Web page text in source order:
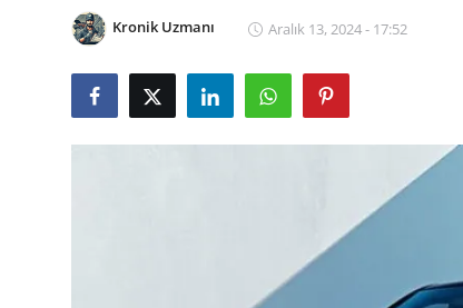
Muayene & Ruhsat
Sorgulamalar
İkinci El & Alım-Satım
Kronik Uzmanı Aralık 13, 2024 - 17:52